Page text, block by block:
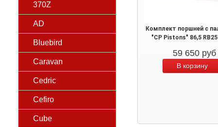
370Z
AD
Bluebird
Caravan
Cedric
Cefiro
Cube
Комплект поршней с
"CP Pistons" 86,5
59 650 руб